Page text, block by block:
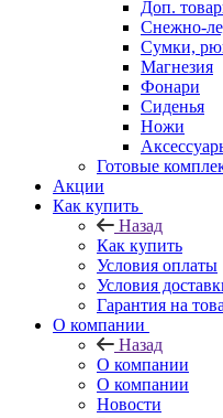
Доп.
Снежно-
Сумки,
Магнезия
Фонари
Сиденья
Ножи
Готовые
Акции
Как купить
Назад
Как купить
Условия оплаты
Условия
Гарантия на
О компании
Назад
О компании
О компании
Новости